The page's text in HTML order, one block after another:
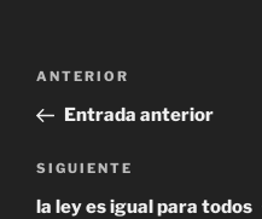
Navegación
entradas
Entrada
anterior
ANTERIOR
Entrada anterior
Siguiente
entrada
SIGUIENTE
la ley es igual para todos